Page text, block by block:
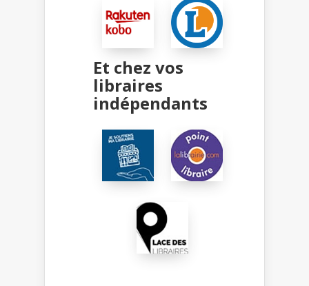
Et chez vos
libraires
indépendants